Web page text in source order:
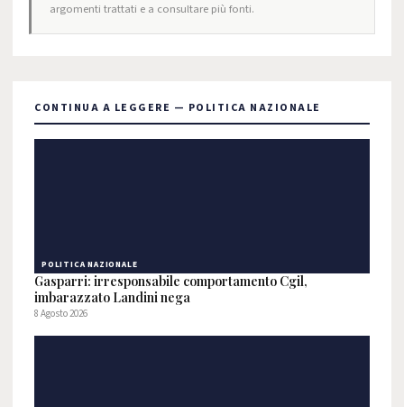
argomenti trattati e a consultare più fonti.
CONTINUA A LEGGERE — POLITICA NAZIONALE
POLITICA NAZIONALE
Gasparri: irresponsabile comportamento Cgil,
imbarazzato Landini nega
8 Agosto 2026